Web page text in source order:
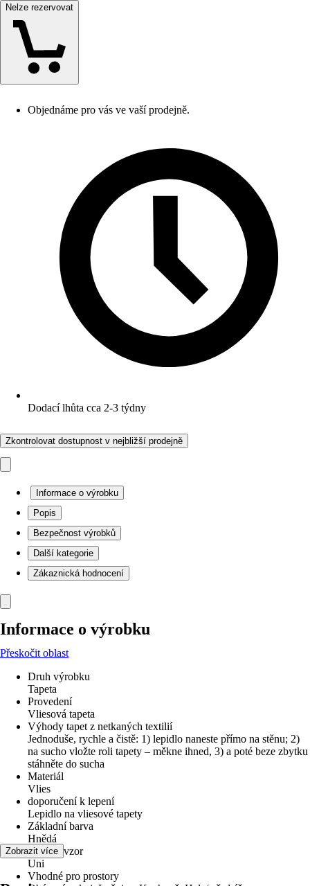
Nelze rezervovat
Objednáme pro vás ve vaší prodejně.
Dodací lhůta cca 2-3 týdny
Zkontrolovat dostupnost v nejbližší prodejně
Informace o výrobku
Popis
Bezpečnost výrobků
Další kategorie
Zákaznická hodnocení
Informace o výrobku
Přeskočit oblast
Druh výrobku
Tapeta
Provedení
Vliesová tapeta
Výhody tapet z netkaných textilií
Jednoduše, rychle a čistě: 1) lepidlo naneste přímo na stěnu; 2)
na sucho vložte roli tapety – měkne ihned, 3) a poté beze zbytku
stáhněte do sucha
Materiál
Vlies
doporučení k lepení
Lepidlo na vliesové tapety
Základní barva
Hnědá
Dekor / vzor
Uni
Vhodné pro prostory
Zobrazit více